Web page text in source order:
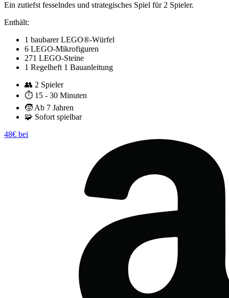
Ein zutiefst fesselndes und strategisches Spiel für 2 Spieler.
Enthält:
1 baubarer LEGO®-Würfel
6 LEGO-Mikrofiguren
271 LEGO-Steine
1 Regelheft 1 Bauanleitung
👥 2 Spieler
⏱️ 15 - 30 Minuten
🧒 Ab 7 Jahren
🧩 Sofort spielbar
48€ bei